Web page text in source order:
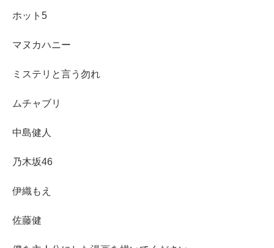
ホット5
マヌカハニー
ミステリと言う勿れ
ムチャブリ
中島健人
乃木坂46
伊織もえ
佐藤健